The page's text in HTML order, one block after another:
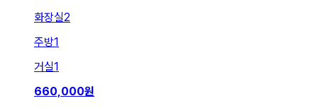
화장실2
주방1
거실1
660,000원